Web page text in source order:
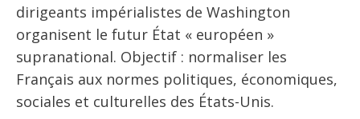
dirigeants impérialistes de Washington
organisent le futur État « européen »
supranational. Objectif : normaliser les
Français aux normes politiques, économiques,
sociales et culturelles des États-Unis.